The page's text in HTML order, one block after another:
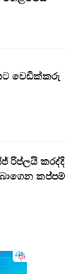
වෙඩික්කරු
රිප්ලයි කරද්දි
කප්පම්